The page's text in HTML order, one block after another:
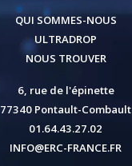
QUI SOMMES-NOUS
ULTRADROP
NOUS TROUVER
6, rue de l'épinette
77340 Pontault-Combault
01.64.43.27.02
INFO@ERC-FRANCE.FR